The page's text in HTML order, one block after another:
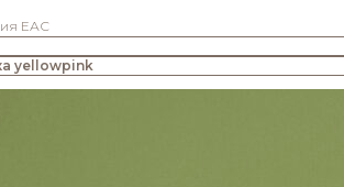
ЕАС
yellowpink